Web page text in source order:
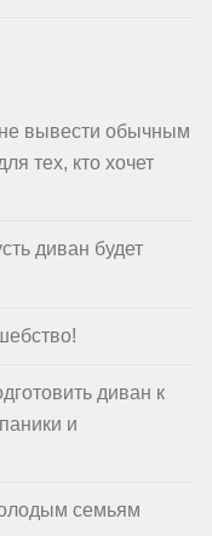
вывести обычным
тех, кто хочет
диван будет
диван к
и
семьям